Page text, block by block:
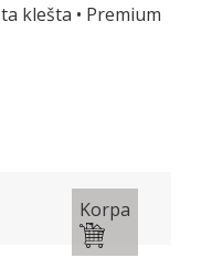
klešta • Premium
Korpa